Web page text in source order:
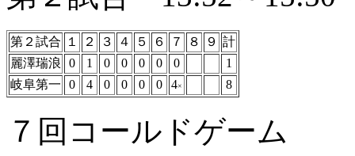
第２試合 １ ２ ３ ４ ５ ６ ７ ８ ９ 計
麗澤瑞浪
0 1 0 0 0 0 0
1
岐阜第一
0 4 0 0 0 0 4× 8
７回コールドゲーム